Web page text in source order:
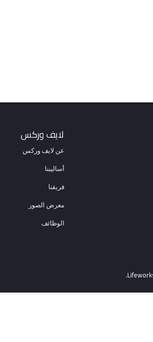
لايف وركس
عن لايف وركس
أساليبنا
فريقنا
معرض الصور
الوظائف